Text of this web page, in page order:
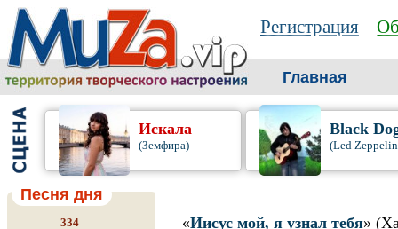
Регистрация
Главная
Искала
(Земфира)
Black
(Led
Песня дня
334
«Иисус мой, я узнал тебя»